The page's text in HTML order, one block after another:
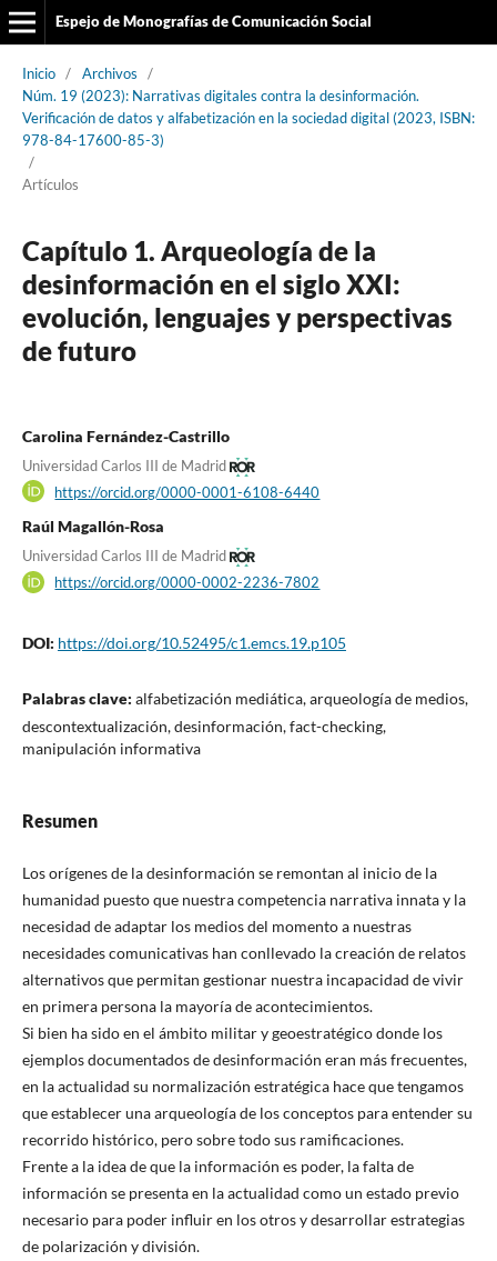
Espejo de Monografías de Comunicación Social
Inicio / Archivos
/
Núm. 19 (2023): Narrativas digitales contra la desinformación.
Verificación de datos y alfabetización en la sociedad digital (2023, ISBN:
978-84-17600-85-3)
/
Artículos
Capítulo 1. Arqueología de la
desinformación en el siglo XXI:
evolución, lenguajes y perspectivas
de futuro
Carolina Fernández-Castrillo
Universidad Carlos III de Madrid
https://orcid.org/0000-0001-6108-6440
Raúl Magallón-Rosa
Universidad Carlos III de Madrid
https://orcid.org/0000-0002-2236-7802
DOI: https://doi.org/10.52495/c1.emcs.19.p105
Palabras clave: alfabetización mediática, arqueología de medios,
descontextualización, desinformación, fact-checking,
manipulación informativa
Resumen
Los orígenes de la desinformación se remontan al inicio de la
humanidad puesto que nuestra competencia narrativa innata y la
necesidad de adaptar los medios del momento a nuestras
necesidades comunicativas han conllevado la creación de relatos
alternativos que permitan gestionar nuestra incapacidad de vivir
en primera persona la mayoría de acontecimientos.
Si bien ha sido en el ámbito militar y geoestratégico donde los
ejemplos documentados de desinformación eran más frecuentes,
en la actualidad su normalización estratégica hace que tengamos
que establecer una arqueología de los conceptos para entender su
recorrido histórico, pero sobre todo sus ramificaciones.
Frente a la idea de que la información es poder, la falta de
información se presenta en la actualidad como un estado previo
necesario para poder influir en los otros y desarrollar estrategias
de polarización y división.